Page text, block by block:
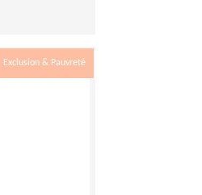
Exclusion & Pauvreté